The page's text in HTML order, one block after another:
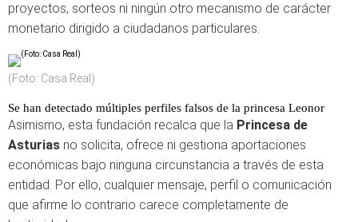
proyectos, sorteos ni ningún otro mecanismo de carácter
monetario dirigido a ciudadanos particulares.
(Foto: Casa Real)
Se han detectado múltiples perfiles falsos de la princesa Leonor
Asimismo, esta fundación recalca que la Princesa de
Asturias no solicita, ofrece ni gestiona aportaciones
económicas bajo ninguna circunstancia a través de esta
entidad. Por ello, cualquier mensaje, perfil o comunicación
que afirme lo contrario carece completamente de